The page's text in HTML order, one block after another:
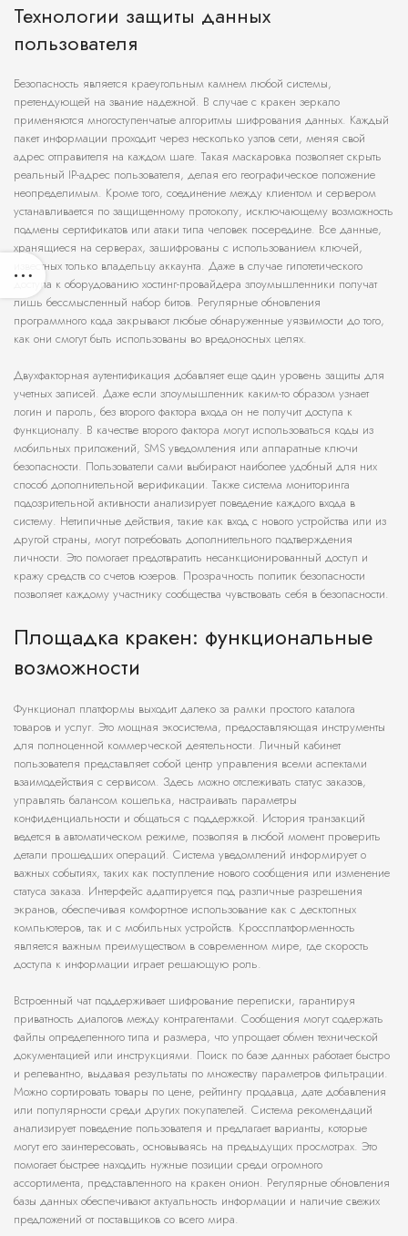
Технологии защиты данных
пользователя
Безопасность является краеугольным камнем любой системы,
претендующей на звание надежной. В случае с кракен зеркало
применяются многоступенчатые алгоритмы шифрования данных. Каждый
пакет информации проходит через несколько узлов сети, меняя свой
адрес отправителя на каждом шаге. Такая маскаровка позволяет скрыть
реальный IP-адрес пользователя, делая его географическое положение
неопределимым. Кроме того, соединение между клиентом и сервером
устанавливается по защищенному протоколу, исключающему возможность
подмены сертификатов или атаки типа человек посередине. Все данные,
хранящиеся на серверах, зашифрованы с использованием ключей,
известных только владельцу аккаунта. Даже в случае гипотетического
доступа к оборудованию хостинг-провайдера злоумышленники получат
лишь бессмысленный набор битов. Регулярные обновления
программного кода закрывают любые обнаруженные уязвимости до того,
как они смогут быть использованы во вредоносных целях.
Двухфакторная аутентификация добавляет еще один уровень защиты для
учетных записей. Даже если злоумышленник каким-то образом узнает
логин и пароль, без второго фактора входа он не получит доступа к
функционалу. В качестве второго фактора могут использоваться коды из
мобильных приложений, SMS уведомления или аппаратные ключи
безопасности. Пользователи сами выбирают наиболее удобный для них
способ дополнительной верификации. Также система мониторинга
подозрительной активности анализирует поведение каждого входа в
систему. Нетипичные действия, такие как вход с нового устройства или из
другой страны, могут потребовать дополнительного подтверждения
личности. Это помогает предотвратить несанкционированный доступ и
кражу средств со счетов юзеров. Прозрачность политик безопасности
позволяет каждому участнику сообщества чувствовать себя в безопасности.
Площадка кракен: функциональные
возможности
Функционал платформы выходит далеко за рамки простого каталога
товаров и услуг. Это мощная экосистема, предоставляющая инструменты
для полноценной коммерческой деятельности. Личный кабинет
пользователя представляет собой центр управления всеми аспектами
взаимодействия с сервисом. Здесь можно отслеживать статус заказов,
управлять балансом кошелька, настраивать параметры
конфиденциальности и общаться с поддержкой. История транзакций
ведется в автоматическом режиме, позволяя в любой момент проверить
детали прошедших операций. Система уведомлений информирует о
важных событиях, таких как поступление нового сообщения или изменение
статуса заказа. Интерфейс адаптируется под различные разрешения
экранов, обеспечивая комфортное использование как с десктопных
компьютеров, так и с мобильных устройств. Кроссплатформенность
является важным преимуществом в современном мире, где скорость
доступа к информации играет решающую роль.
Встроенный чат поддерживает шифрование переписки, гарантируя
приватность диалогов между контрагентами. Сообщения могут содержать
файлы определенного типа и размера, что упрощает обмен технической
документацией или инструкциями. Поиск по базе данных работает быстро
и релевантно, выдавая результаты по множеству параметров фильтрации.
Можно сортировать товары по цене, рейтингу продавца, дате добавления
или популярности среди других покупателей. Система рекомендаций
анализирует поведение пользователя и предлагает варианты, которые
могут его заинтересовать, основываясь на предыдущих просмотрах. Это
помогает быстрее находить нужные позиции среди огромного
ассортимента, представленного на кракен онион. Регулярные обновления
базы данных обеспечивают актуальность информации и наличие свежих
предложений от поставщиков со всего мира.